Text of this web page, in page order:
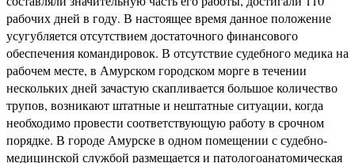
рабочих дней в году. В настоящее время данное положение
усугубляется отсутствием достаточного финансового
обеспечения командировок. В отсутствие судебного медика на
рабочем месте, в Амурском городском морге в течении
нескольких дней зачастую скапливается большое количество
трупов, возникают штатные и нештатные ситуации, когда
необходимо провести соответствующую работу в срочном
порядке. В городе Амурске в одном помещении с судебно-
медицинской службой размещается и патологоанатомическая